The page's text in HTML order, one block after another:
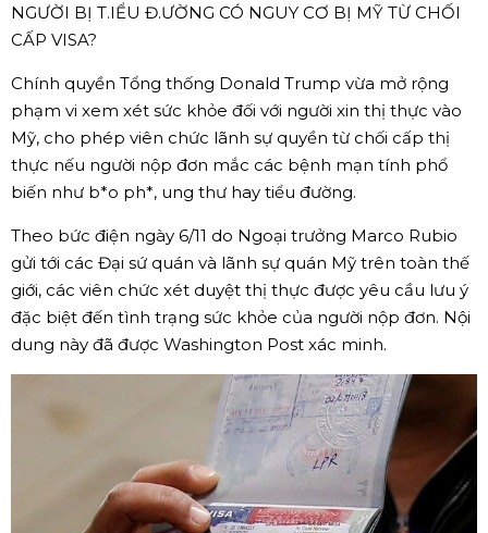
NGƯỜI BỊ T.IỂU Đ.ƯỜNG CÓ NGUY CƠ BỊ MỸ TỪ CHỐI
CẤP VISA?
Chính quyền Tổng thống Donald Trump vừa mở rộng
phạm vi xem xét sức khỏe đối với người xin thị thực vào
Mỹ, cho phép viên chức lãnh sự quyền từ chối cấp thị
thực nếu người nộp đơn mắc các bệnh mạn tính phổ
biến như b*o ph*, ung thư hay tiểu đường.
Theo bức điện ngày 6/11 do Ngoại trưởng Marco Rubio
gửi tới các Đại sứ quán và lãnh sự quán Mỹ trên toàn thế
giới, các viên chức xét duyệt thị thực được yêu cầu lưu ý
đặc biệt đến tình trạng sức khỏe của người nộp đơn. Nội
dung này đã được Washington Post xác minh.